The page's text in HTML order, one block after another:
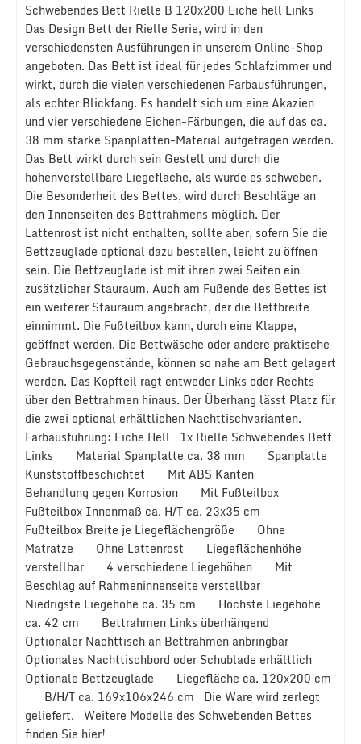
Schwebendes Bett Rielle B 120x200 Eiche hell Links
Das Design Bett der Rielle Serie, wird in den
verschiedensten Ausführungen in unserem Online-Shop
angeboten. Das Bett ist ideal für jedes Schlafzimmer und
wirkt, durch die vielen verschiedenen Farbausführungen,
als echter Blickfang. Es handelt sich um eine Akazien
und vier verschiedene Eichen-Färbungen, die auf das ca.
38 mm starke Spanplatten-Material aufgetragen werden.
Das Bett wirkt durch sein Gestell und durch die
höhenverstellbare Liegefläche, als würde es schweben.
Die Besonderheit des Bettes, wird durch Beschläge an
den Innenseiten des Bettrahmens möglich. Der
Lattenrost ist nicht enthalten, sollte aber, sofern Sie die
Bettzeuglade optional dazu bestellen, leicht zu öffnen
sein. Die Bettzeuglade ist mit ihren zwei Seiten ein
zusätzlicher Stauraum. Auch am Fußende des Bettes ist
ein weiterer Stauraum angebracht, der die Bettbreite
einnimmt. Die Fußteilbox kann, durch eine Klappe,
geöffnet werden. Die Bettwäsche oder andere praktische
Gebrauchsgegenstände, können so nahe am Bett gelagert
werden. Das Kopfteil ragt entweder Links oder Rechts
über den Bettrahmen hinaus. Der Überhang lässt Platz für
die zwei optional erhältlichen Nachttischvarianten.
Farbausführung: Eiche Hell 1x Rielle Schwebendes Bett
Links Material Spanplatte ca. 38 mm Spanplatte
Kunststoffbeschichtet Mit ABS Kanten
Behandlung gegen Korrosion Mit Fußteilbox
Fußteilbox Innenmaß ca. H/T ca. 23x35 cm
Fußteilbox Breite je Liegeflächengröße Ohne
Matratze Ohne Lattenrost Liegeflächenhöhe
verstellbar 4 verschiedene Liegehöhen Mit
Beschlag auf Rahmeninnenseite verstellbar
Niedrigste Liegehöhe ca. 35 cm Höchste Liegehöhe
ca. 42 cm Bettrahmen Links überhängend
Optionaler Nachttisch an Bettrahmen anbringbar
Optionales Nachttischbord oder Schublade erhältlich
Optionale Bettzeuglade Liegefläche ca. 120x200 cm
B/H/T ca. 169x106x246 cm Die Ware wird zerlegt
geliefert. Weitere Modelle des Schwebenden Bettes
finden Sie hier!